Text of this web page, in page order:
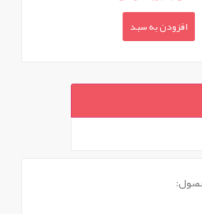
افزودن به سبد